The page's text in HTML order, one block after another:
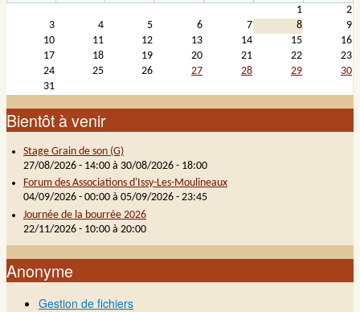
1
2
3
4 5 6 7 8
9
10
11 12 13 14 15
16
17
18 19 20 21 22
23
24
25 26 27 28 29
30
31
Bientôt à venir
Stage Grain de son (G)
27/08/2026 - 14:00 à 30/08/2026 - 18:00
Forum des Associations d'Issy-Les-Moulineaux
04/09/2026 - 00:00 à 05/09/2026 - 23:45
Journée de la bourrée 2026
22/11/2026 - 10:00 à 20:00
Anonyme
Gestion de fichiers